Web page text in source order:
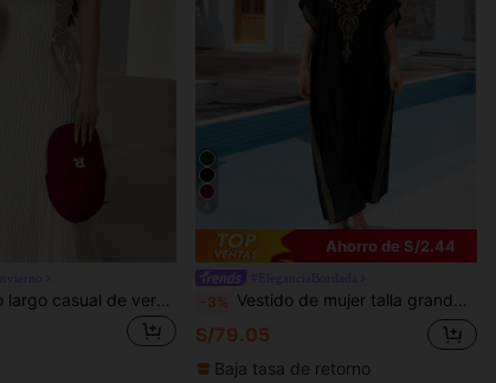
Aidyla Vestido largo casual de verano para mujer con estampado de letras y atar a la cintura, vestido largo de noche para mujer
Ahorro de S/2.44
-3% Vestido de mujer talla grande con cuello en V, manga corta, bordado dorado, suelto, cómodo y fluido de gasa, vestido de protección solar para vacaciones en la playa, elegante negro de otoño
S/79.05
Baja tasa de retorno